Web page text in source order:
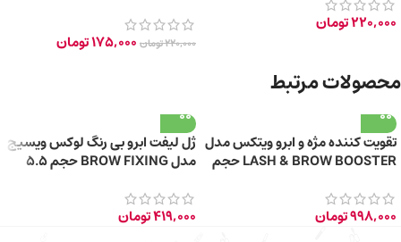
220,000تومان
220,000تومان 175,000تومان
محصولات مرتبط
تقویت‌ کننده مژه و ابرو ویتکس مدل
LASH & BROW BOOSTER حجم
998,000تومان
ژل لیفت ابرو بی‌ رنگ لوکس ویسیج
مدل BROW FIXING حجم 5.5
419,000تومان